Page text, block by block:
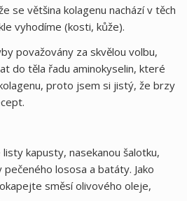
se většina kolagenu nachází v těch
vyhodíme (kosti, kůže).
považovány za skvělou volbu,
do těla řadu aminokyselin, které
proto jsem si jistý, že brzy
kapusty, nasekanou šalotku,
lososa a batáty. Jako
směsí olivového oleje,